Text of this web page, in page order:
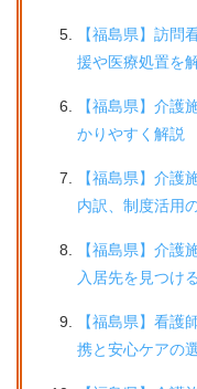
【福島県】訪問
援や医療処置を
【福島県】介護
かりやすく解説
【福島県】介護
内訳、制度活用
【福島県】介護
入居先を見つけ
【福島県】看護
携と安心ケアの